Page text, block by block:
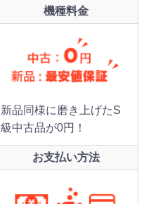
機種料金
新品同様に磨き上げたS
級中古品が0円！
お支払い方法